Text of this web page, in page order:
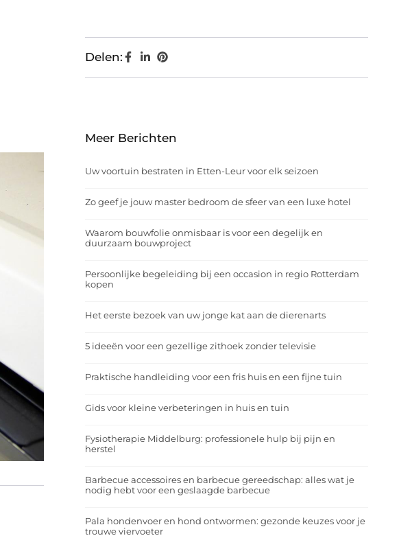
Delen:
Meer Berichten
Uw voortuin bestraten in Etten-Leur voor elk seizoen
Zo geef je jouw master bedroom de sfeer van een luxe hotel
Waarom bouwfolie onmisbaar is voor een degelijk en
duurzaam bouwproject
Persoonlijke begeleiding bij een occasion in regio Rotterdam
kopen
Het eerste bezoek van uw jonge kat aan de dierenarts
5 ideeën voor een gezellige zithoek zonder televisie
Praktische handleiding voor een fris huis en een fijne tuin
Gids voor kleine verbeteringen in huis en tuin
Fysiotherapie Middelburg: professionele hulp bij pijn en
herstel
Barbecue accessoires en barbecue gereedschap: alles wat je
nodig hebt voor een geslaagde barbecue
Pala hondenvoer en hond ontwormen: gezonde keuzes voor je
trouwe viervoeter